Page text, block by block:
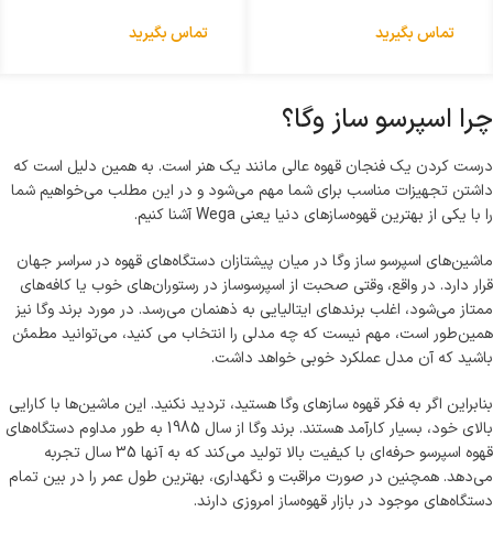
تماس بگیرید
تماس بگیرید
چرا اسپرسو ساز وگا؟
درست کردن یک فنجان قهوه عالی مانند یک هنر است. به همین دلیل است که
داشتن تجهیزات مناسب برای شما مهم می‌شود و در این مطلب می‌خواهیم شما
را با یکی از بهترین قهوه‌سازهای دنیا یعنی Wega آشنا کنیم.
ماشین‌های اسپرسو ساز وگا در میان پیشتازان دستگاه‌های قهوه در سراسر جهان
قرار دارد. در واقع، وقتی صحبت از اسپرسوساز در رستوران‌های خوب یا کافه‌های
ممتاز می‌شود، اغلب برندهای ایتالیایی به ذهنمان می‌رسد. در مورد برند وگا نیز
همین‌طور است، مهم نیست که چه مدلی را انتخاب می کنید، می‌توانید مطمئن
باشید که آن مدل عملکرد خوبی خواهد داشت.
بنابراین اگر به فکر قهوه سازهای وگا هستید، تردید نکنید. این ماشین‌ها با کارایی
بالای خود، بسیار کارآمد هستند. برند وگا از سال 1985 به طور مداوم دستگاه‌های
قهوه اسپرسو حرفه‌ای با کیفیت بالا تولید می‌کند که به آنها 35 سال تجربه
می‌دهد. همچنین در صورت مراقبت و نگهداری، بهترین طول عمر را در بین تمام
دستگاه‌های موجود در بازار قهوه‌ساز امروزی دارند.